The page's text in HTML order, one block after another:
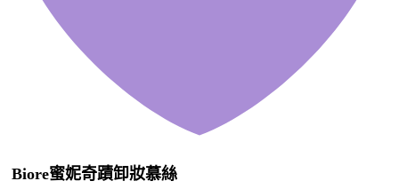
Biore蜜妮奇蹟卸妝慕絲